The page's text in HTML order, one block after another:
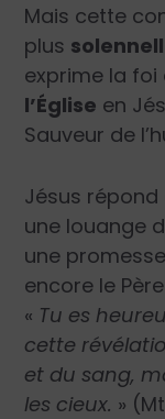
Mais cette
plus
exprime la foi
l’Église en
Sauveur de
Jésus
une louange
une
encore le
« Tu es
cette
et du sang,
les cieux. »